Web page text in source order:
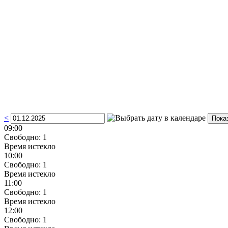
<
09:00
Свободно: 1
Время истекло
10:00
Свободно: 1
Время истекло
11:00
Свободно: 1
Время истекло
12:00
Свободно: 1